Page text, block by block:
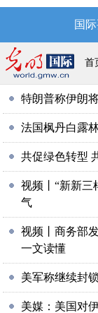
国
首
特朗普称伊朗
法国枫丹白露
共促绿色转型
视频丨“新新三
气
视频丨商务部
一文读懂
美军称继续封
美媒：美国对